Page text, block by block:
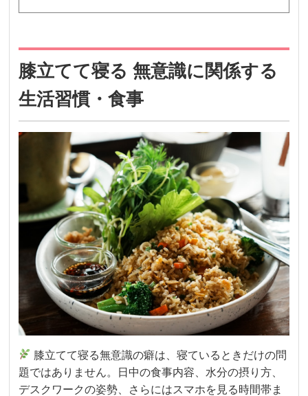
膝立てて寝る 無意識に関係する
生活習慣・食事
膝立てて寝る無意識の癖は、寝ているときだけの問
題ではありません。日中の食事内容、水分の摂り方、
デスクワークの姿勢、さらにはスマホを見る時間帯ま